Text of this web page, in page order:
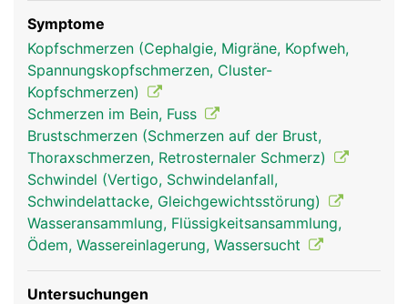
Symptome
Kopfschmerzen (Cephalgie, Migräne, Kopfweh,
Spannungskopfschmerzen, Cluster-
Kopfschmerzen)
Schmerzen im Bein, Fuss
Brustschmerzen (Schmerzen auf der Brust,
Thoraxschmerzen, Retrosternaler Schmerz)
Schwindel (Vertigo, Schwindelanfall,
Schwindelattacke, Gleichgewichtsstörung)
Wasseransammlung, Flüssigkeitsansammlung,
Ödem, Wassereinlagerung, Wassersucht
Untersuchungen